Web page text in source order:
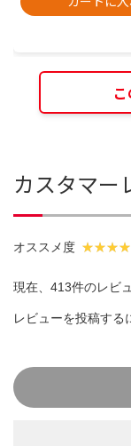
カスタマー
オススメ度
現在、413件のレビ
レビューを投稿する